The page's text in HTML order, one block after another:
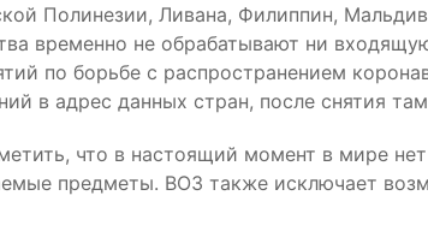
Полинезии, Ливана, Филиппин,
временно не обрабатывают ни
по борьбе с распространением
в адрес данных стран, после снятия
что в настоящий момент в мире
предметы. ВОЗ также исключает